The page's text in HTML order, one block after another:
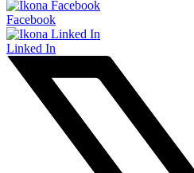
Facebook
Linked In